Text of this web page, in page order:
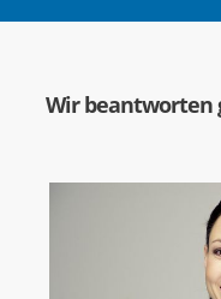
Wir beantworten